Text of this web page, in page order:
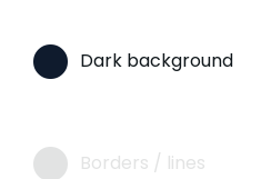
Dark background
Borders / lines